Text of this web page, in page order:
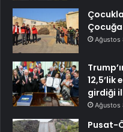
Ağustos
12,5’lik
girdiği
Ağustos
Pusat-